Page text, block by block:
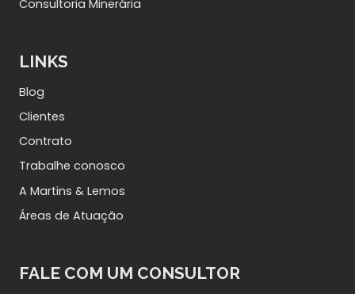
Consultoria Minerária
LINKS
Blog
Clientes
Contrato
Trabalhe conosco
A Martins & Lemos
Áreas de Atuação
FALE COM UM CONSULTOR